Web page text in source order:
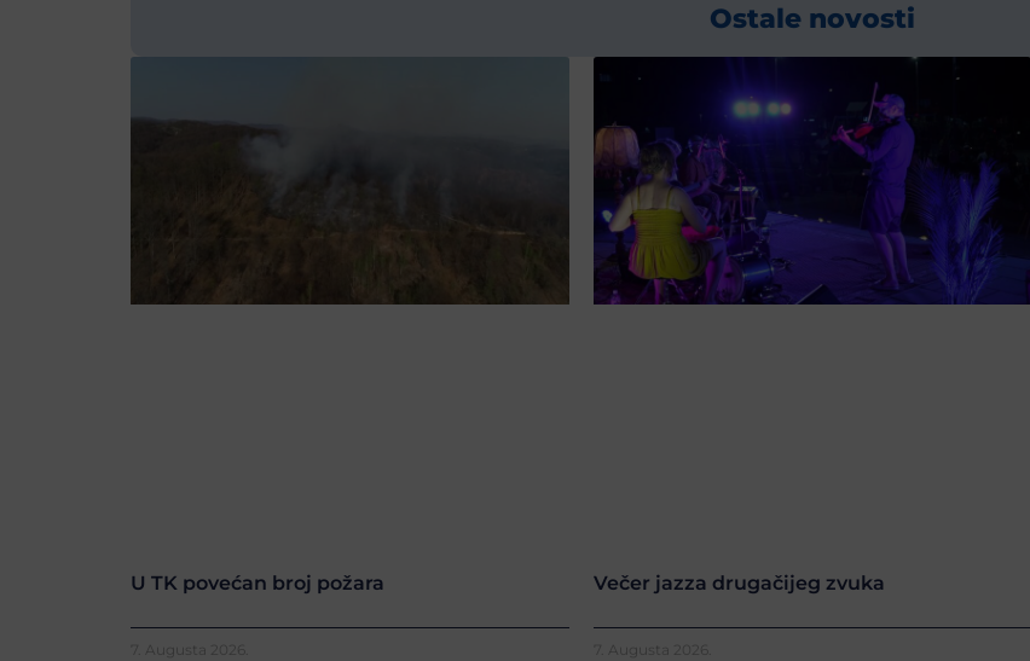
Ostale novosti
U TK povećan broj požara
7. Augusta 2026.
Večer jazza drugačijeg zvuka
7. Augusta 2026.